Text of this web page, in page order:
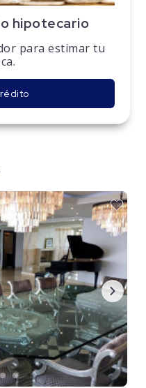
hipotecario
para estimar tu